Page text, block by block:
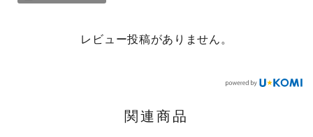
レビュー投稿がありません。
関連商品